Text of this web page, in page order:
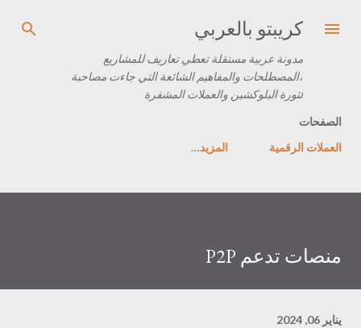
التخطي إلى المحتوى الرئيسيكريبتو بالعربي
مدونة عربية مستقلة تعطي تعاريف للمشاريع
،المصطلحات والمفاهيم الشائعة التي جاءت مصاحبة
لثورة البلوكشين والعملات المشفرة
الصفحات
العملات الرقمية
‏المزيد…
منصات تدعم P2P
يناير 06, 2024